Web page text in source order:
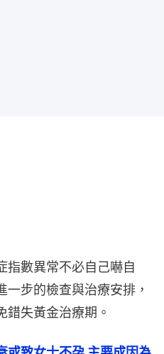
指數異常不必自己嚇自
一步的檢查與治療安排，
錯失黃金治療期。